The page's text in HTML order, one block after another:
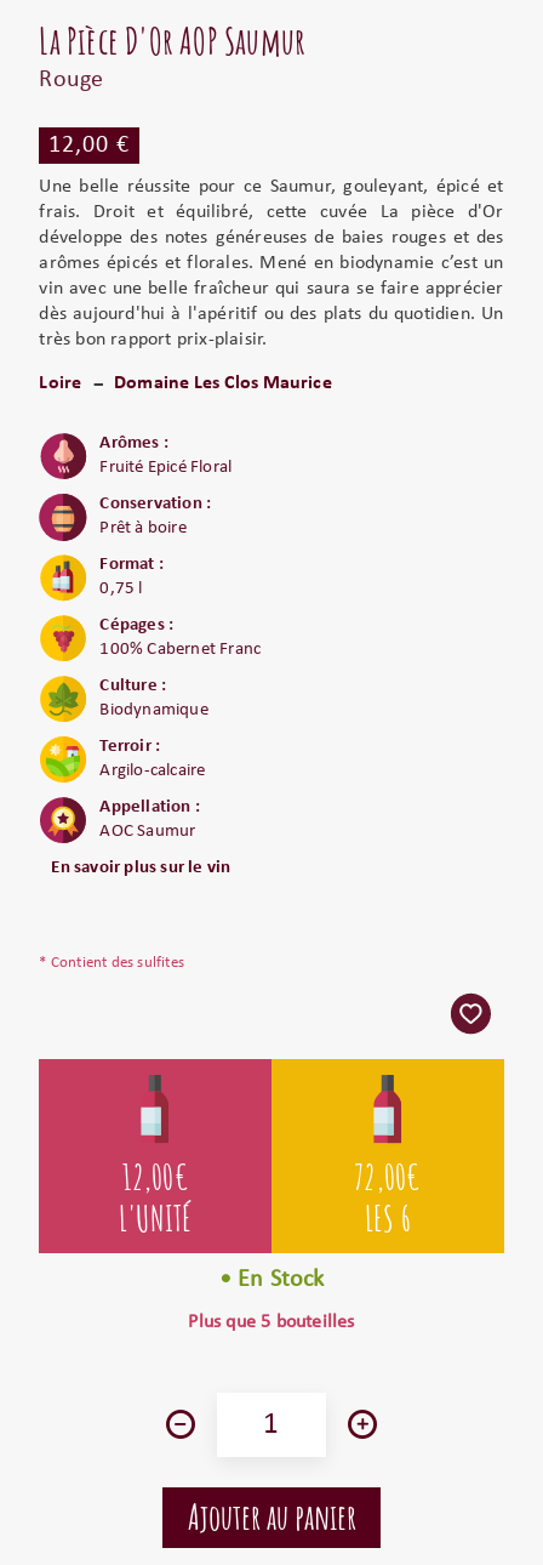
La Pièce D'Or AOP Saumur
Rouge
12,00 €
Une belle réussite pour ce Saumur, gouleyant, épicé et
frais. Droit et équilibré, cette cuvée La pièce d'Or
développe des notes généreuses de baies rouges et des
arômes épicés et florales. Mené en biodynamie c’est un
vin avec une belle fraîcheur qui saura se faire apprécier
dès aujourd'hui à l'apéritif ou des plats du quotidien. Un
très bon rapport prix-plaisir.
Loire Domaine Les Clos Maurice
Arômes :
Fruité Epicé Floral
Conservation :
Prêt à boire
Format :
0,75 l
Cépages :
100% Cabernet Franc
Culture :
Biodynamique
Terroir :
Argilo-calcaire
Appellation :
AOC Saumur
En savoir plus sur le vin
* Contient des sulfites
12,00€
L'UNITÉ
72,00€
LES 6
• En Stock
Plus que 5 bouteilles